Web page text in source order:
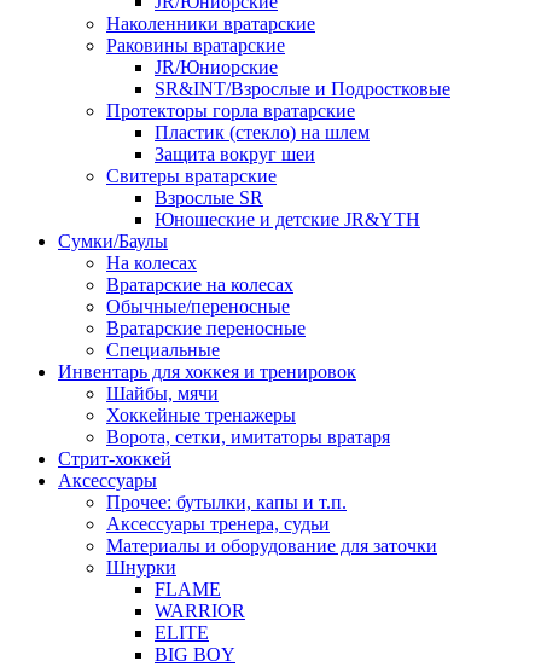
Наколенники вратарские
Раковины вратарские
JR/Юниорские
SR&INT/Взрослые и Подростковые
Протекторы горла вратарские
Пластик (стекло) на шлем
Защита вокруг шеи
Свитеры вратарские
Взрослые SR
Юношеские и детские JR&YTH
Сумки/Баулы
На колесах
Вратарские на колесах
Обычные/переносные
Вратарские переносные
Специальные
Инвентарь для хоккея и тренировок
Шайбы, мячи
Хоккейные тренажеры
Ворота, сетки, имитаторы вратаря
Стрит-хоккей
Аксессуары
Прочее: бутылки, капы и т.п.
Аксессуары тренера, судьи
Материалы и оборудование для заточки
Шнурки
FLAME
WARRIOR
ELITE
BIG BOY